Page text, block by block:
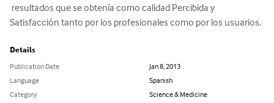
resultados que se obtenía como calidad Percibida y
Satisfacción tanto por los profesionales como por los usuarios.
Details
Publication Date
Jan 8, 2013
Language
Spanish
Category
Science & Medicine